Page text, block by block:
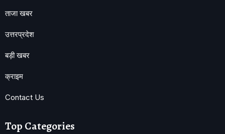
ताजा खबर
उत्तरप्रदेश
बड़ी खबर
क्राइम
Contact Us
Top Categories